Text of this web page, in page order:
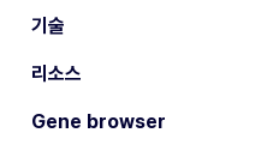
기술
리소스
Gene browser